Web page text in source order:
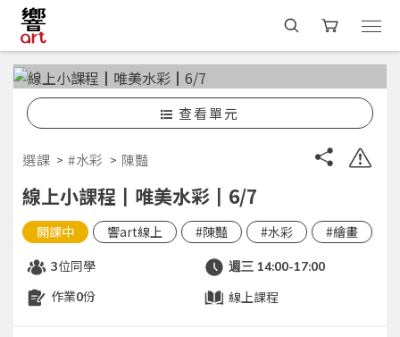
查看單元
選課 #水彩 陳豔
線上小課程┃唯美水彩┃6/7
開課中 響art線上 #陳豔 #水彩 #繪畫
3位同學 週三 14:00-17:00
作業0份 線上課程